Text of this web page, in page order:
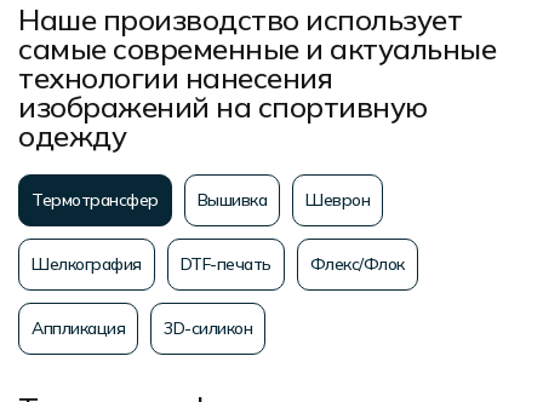
Наше производство использует
самые современные и актуальные
технологии нанесения
изображений на спортивную
одежду
Термотрансфер Вышивка Шеврон
Шелкография DTF-печать Флекс/Флок
Аппликация 3D-силикон